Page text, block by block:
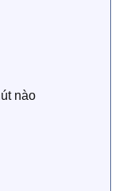
nào